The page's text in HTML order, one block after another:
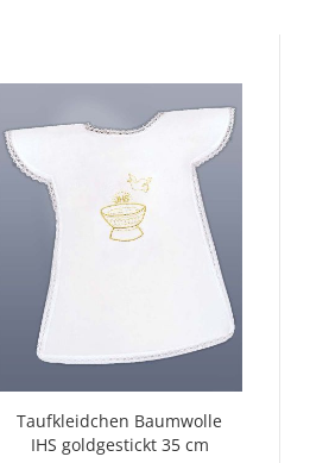
Taufkleidchen Baumwolle
IHS goldgestickt 35 cm